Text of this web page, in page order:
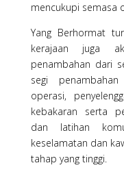
mencukupi semasa
Yang Berhormat
kerajaan juga
penambahan dari
segi
operasi,
kebakaran serta
dan latihan
keselamatan dan
tahap yang tinggi.